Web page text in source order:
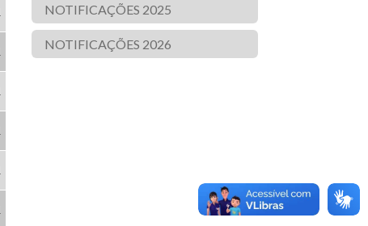
NOTIFICAÇÕES 2025
NOTIFICAÇÕES 2026